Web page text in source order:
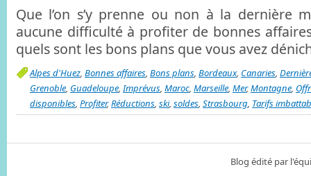
Que l’on s’y prenne ou non à la dernière
aucune difficulté à profiter de bonnes
quels sont les bons plans que vous avez
Alpes d'Huez, Bonnes affaires, Bons plans, Bordeaux, Canaries,
Grenoble, Guadeloupe,Imprévus, Maroc, Marseille, Mer,Montagne,
disponibles, Profiter,Réductions, ski, soldes, Strasbourg, Tarifs
Blog édité par